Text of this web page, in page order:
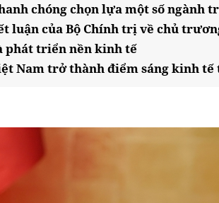
chóng chọn lựa một số ngành
luận của Bộ Chính trị về chủ
phát triển nền kinh tế
Nam trở thành điểm sáng kinh tế